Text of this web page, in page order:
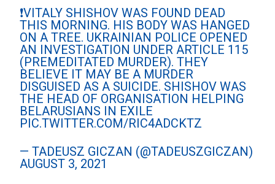
❗️VITALY SHISHOV WAS FOUND DEAD
THIS MORNING. HIS BODY WAS HANGED
ON A TREE. UKRAINIAN POLICE OPENED
AN INVESTIGATION UNDER ARTICLE 115
(PREMEDITATED MURDER). THEY
BELIEVE IT MAY BE A MURDER
DISGUISED AS A SUICIDE. SHISHOV WAS
THE HEAD OF ORGANISATION HELPING
BELARUSIANS IN EXILE
PIC.TWITTER.COM/RIC4ADCKTZ
— TADEUSZ GICZAN (@TADEUSZGICZAN)
AUGUST 3, 2021